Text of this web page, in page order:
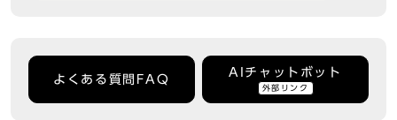
よくある質問FAQ
AIチャットボット
外部リンク